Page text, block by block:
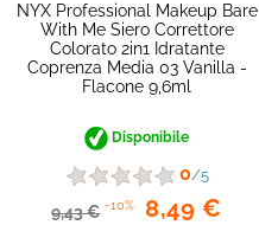
NYX Professional Makeup Bare
With Me Siero Correttore
Colorato 2in1 Idratante
Coprenza Media 03 Vanilla -
Flacone 9,6ml
Disponibile
0/5
9,43 € -10% 8,49 €